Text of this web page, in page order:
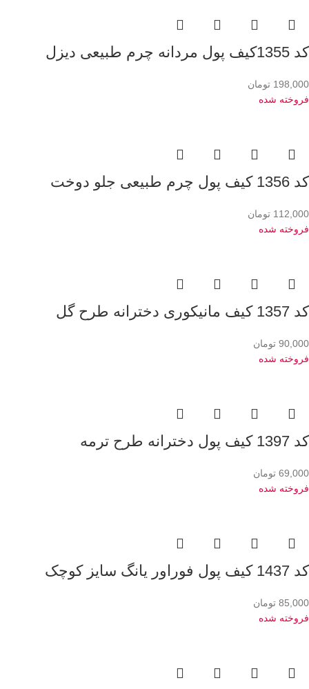
کد 1355کیف پول مردانه چرم طبیعی دیزل
198,000 تومان
فروخته شده
کد 1356 کیف پول چرم طبیعی جلو دوخت
112,000 تومان
فروخته شده
کد 1357 کیف مانیکوری دخترانه طرح گل
90,000 تومان
فروخته شده
کد 1397 کیف پول دخترانه طرح ترمه
69,000 تومان
فروخته شده
کد 1437 کیف پول فوراور یانگ سایز کوچک
85,000 تومان
فروخته شده